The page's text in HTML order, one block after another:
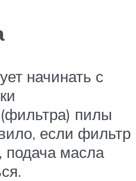
начинать с
пилы
если фильтр
подача масла